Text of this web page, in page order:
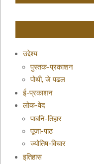
उद्देश्य
पुस्तक-प्रकाशन
पोथी, जे पढल
ई-प्रकाशन
लोक-वेद
पाबनि-तिहार
पूजा-पाठ
ज्योतिष-विचार
इतिहास